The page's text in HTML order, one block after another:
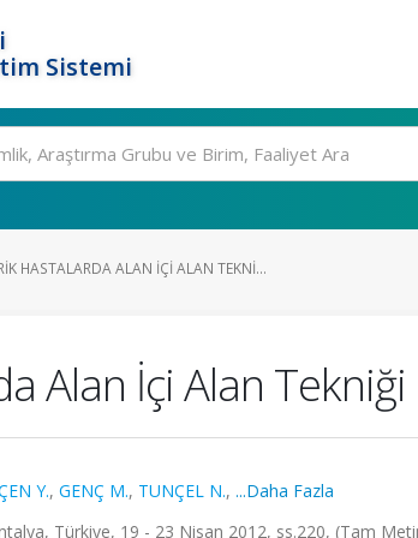
Sistemi
HASTALARDA ALAN İÇI ALAN TEKNI...
Alan İçi Alan Tekniği
Y., GENÇ M., TUNÇEL N., ...Daha Fazla
Türkiye, 19 - 23 Nisan 2012, ss.220, (Tam